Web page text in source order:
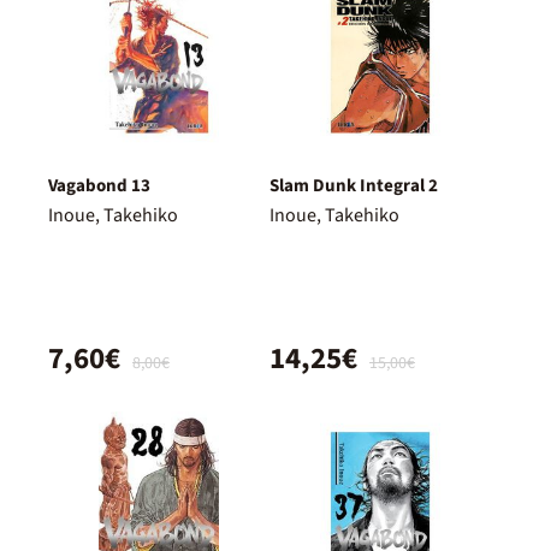
Vagabond 13
Inoue, Takehiko
8,00€
7,60€
Slam Dunk Integral 2
Inoue, Takehiko
15,00€
14,25€